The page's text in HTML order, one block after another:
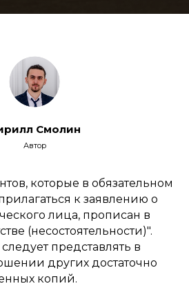
Смолин
Автор
которые в обязательном
к заявлению о
лица, прописан в
(несостоятельности)".
представлять в
других достаточно
копий.